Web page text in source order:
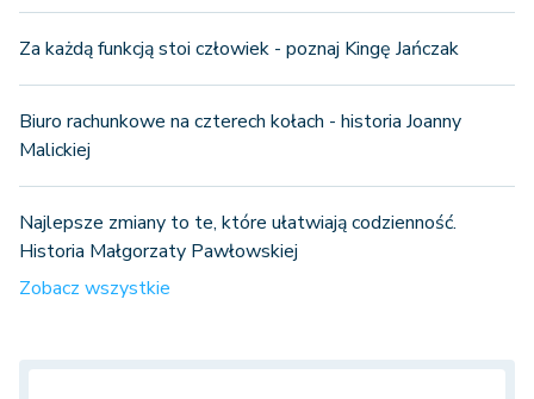
Za każdą funkcją stoi człowiek - poznaj Kingę Jańczak
Biuro rachunkowe na czterech kołach - historia Joanny
Malickiej
Najlepsze zmiany to te, które ułatwiają codzienność.
Historia Małgorzaty Pawłowskiej
Zobacz wszystkie